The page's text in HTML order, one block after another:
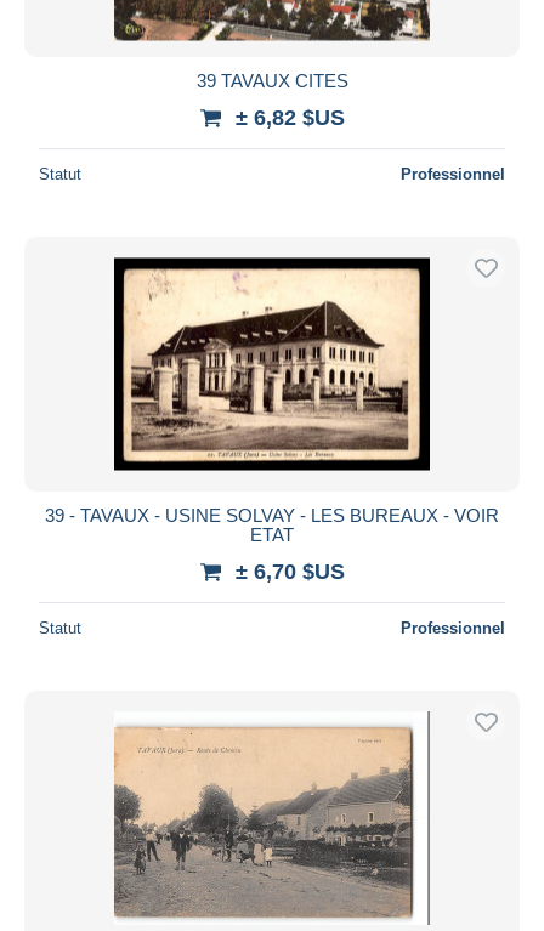
39 TAVAUX CITES
± 6,82 $US
Statut Professionnel
39 - TAVAUX - USINE SOLVAY - LES BUREAUX - VOIR
ETAT
± 6,70 $US
Statut Professionnel